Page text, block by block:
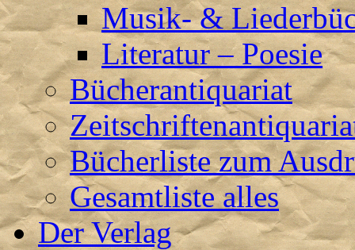
Musik- &
Literatur – Poesie
Bücherantiquariat
Bücherliste zum
Gesamtliste alles
Der Verlag